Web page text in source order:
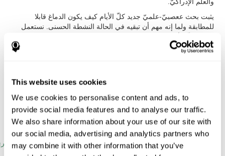
This website uses cookies
We use cookies to personalise content and ads, to
provide social media features and to analyse our traffic.
We also share information about your use of our site with
our social media, advertising and analytics partners who
may combine it with other information that you’ve
يثبت بحث ععصبيّ-علميّ جديد كلّ الأيام كيف يكون الدماغ قابلا
للمطابقة ولما إنه مهم أن تبقيه في الحالة النشطة الحسنى. نستعمل
اللدونة الدماغيّة
الدراسات الأبحاث العلميّة
ستجد الدراسات العلميّة المختلفة الأبحاث في الدماغ ومهمّة تدريبه
الإدراكيّ التالية.
الإدراك والشيخوخة: التعلّم الشفهيّ، الذاكرة وحلّ المشاكل.